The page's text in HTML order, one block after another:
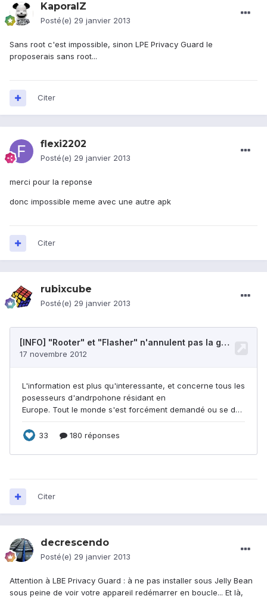
KaporalZ
Posté(e) 29 janvier 2013
Sans root c'est impossible, sinon LPE Privacy Guard le
proposerais sans root...
Citer
flexi2202
Posté(e) 29 janvier 2013
merci pour la reponse
donc impossible meme avec une autre apk
Citer
rubixcube
Posté(e) 29 janvier 2013
Citer
decrescendo
Posté(e) 29 janvier 2013
Attention à LBE Privacy Guard : à ne pas installer sous Jelly Bean
sous peine de voir votre appareil redémarrer en boucle... Et là,